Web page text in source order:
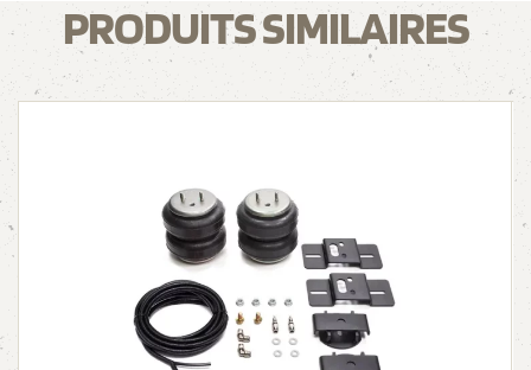
PRODUITS SIMILAIRES